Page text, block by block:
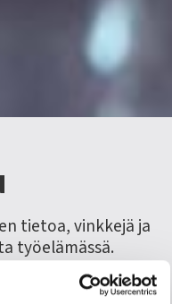
tietoa, vinkkejä ja
työelämässä.
voivat auttaa